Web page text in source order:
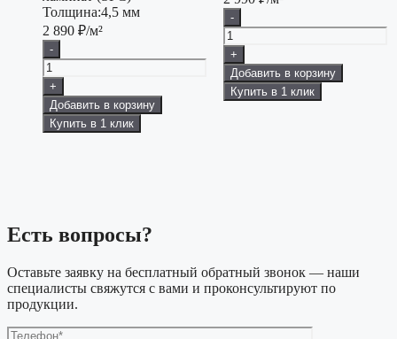
Толщина:4,5 мм
2 890 ₽/м²
-
+
Добавить в корзину
Купить в 1 клик
-
+
Добавить в корзину
Купить в 1 клик
Есть вопросы?
Оставьте заявку на бесплатный обратный звонок — наши
специалисты свяжутся с вами и проконсультируют по
продукции.